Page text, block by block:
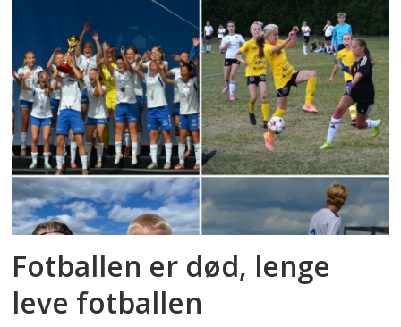
Fotballen er død, lenge
leve fotballen